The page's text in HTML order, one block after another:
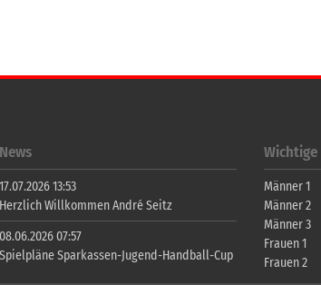
News
17.07.2026 13:53
Herzlich Willkommen André Seitz
08.06.2026 07:57
Spielpläne Sparkassen-Jugend-Handball-Cup
Wichtige
Männer 1
Männer 2
Männer 3
Frauen 1
Frauen 2